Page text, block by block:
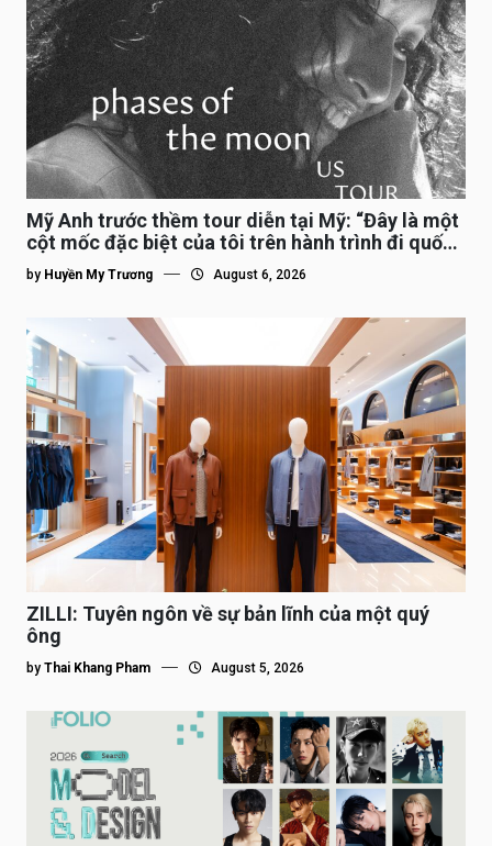
Mỹ Anh trước thềm tour diễn tại Mỹ: “Đây là một
cột mốc đặc biệt của tôi trên hành trình đi quốc
tế”
by Huyền My Trương August 6, 2026
ZILLI: Tuyên ngôn về sự bản lĩnh của một quý
ông
by Thai Khang Pham August 5, 2026